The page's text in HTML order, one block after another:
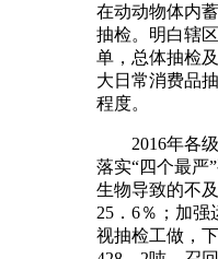
在动动物体内
抽检。明白辖
单，总体抽检
大日常消费品
程度。
2016年各级
落实“四个最严
生物导致的不
25．6％；加
视抽检工做，